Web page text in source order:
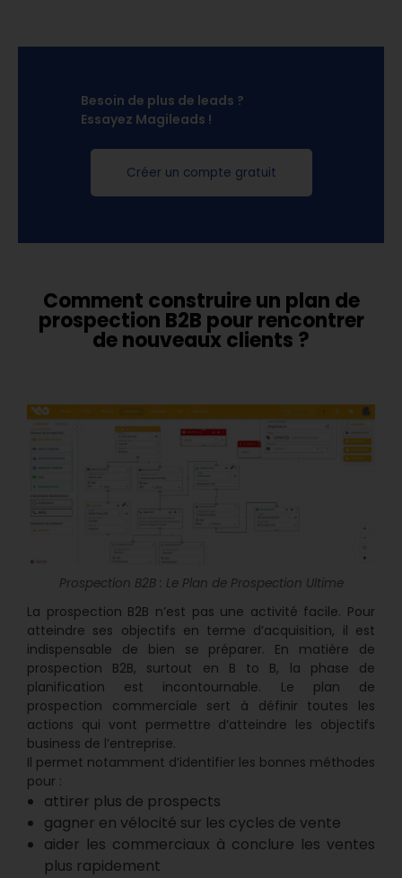
Besoin de plus de leads ?
Essayez Magileads !
Créer un compte gratuit
Comment construire un plan de
prospection B2B pour rencontrer
de nouveaux clients ?
Prospection B2B : Le Plan de Prospection Ultime
La prospection B2B n’est pas une activité facile. Pour
atteindre ses objectifs en terme d’acquisition, il est
indispensable de bien se préparer. En matière de
prospection B2B, surtout en B to B, la phase de
planification est incontournable. Le plan de
prospection commerciale sert à définir toutes les
actions qui vont permettre d’atteindre les objectifs
business de l’entreprise.
Il permet notamment d’identifier les bonnes méthodes
pour :
attirer plus de prospects
gagner en vélocité sur les cycles de vente
aider les commerciaux à conclure les ventes
plus rapidement